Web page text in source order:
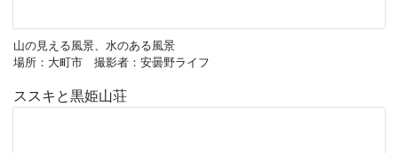
山の見える風景、水のある風景
場所：大町市 撮影者：安曇野ライフ
ススキと黒姫山荘